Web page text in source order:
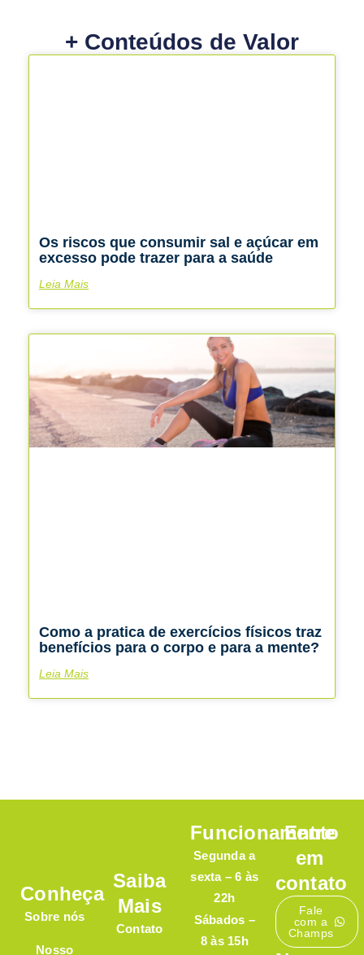
+ Conteúdos de Valor
Os riscos que consumir sal e açúcar em
excesso pode trazer para a saúde
Leia Mais
Como a pratica de exercícios físicos traz
benefícios para o corpo e para a mente?
Leia Mais
Conheça
Sobre nós
Nosso
Saiba
Mais
Contato
Funcionamento
Segunda a
sexta – 6 às
22h
Sábados –
8 às 15h
Entre
em
contato
Fale
com a
Champs